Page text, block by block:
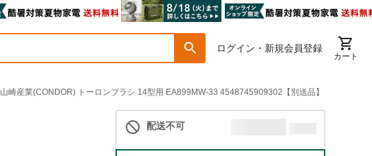
ログイン・新規会員登録
カート
山崎産業(CONDOR) トーロンブラシ 14型用 EA899MW-33 4548745909302【別送品】
配送不可